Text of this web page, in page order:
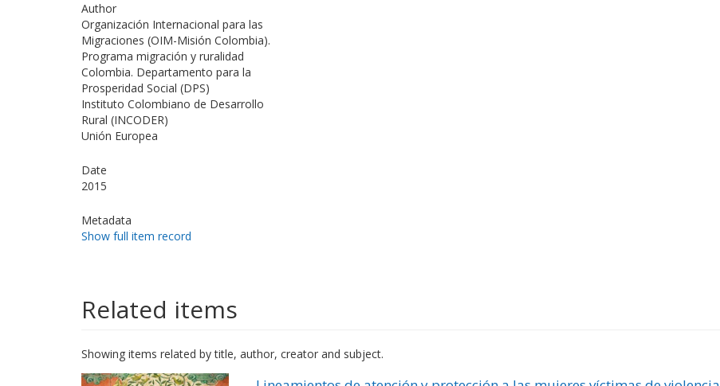
Author
Organización Internacional para las
Migraciones (OIM-Misión Colombia).
Programa migración y ruralidad
Colombia. Departamento para la
Prosperidad Social (DPS)
Instituto Colombiano de Desarrollo
Rural (INCODER)
Unión Europea
Date
2015
Metadata
Show full item record
Related items
Showing items related by title, author, creator and subject.